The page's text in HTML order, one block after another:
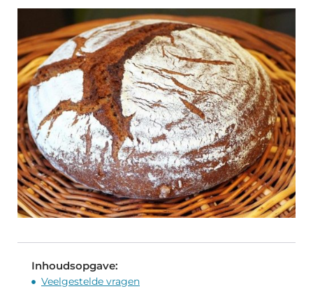
Inhoudsopgave:
Veelgestelde vragen